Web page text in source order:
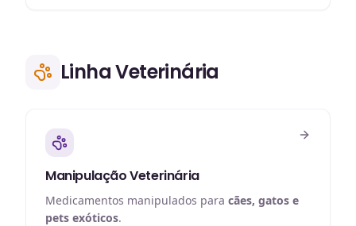
Linha Veterinária
Manipulação Veterinária
Medicamentos manipulados para cães, gatos e
pets exóticos.